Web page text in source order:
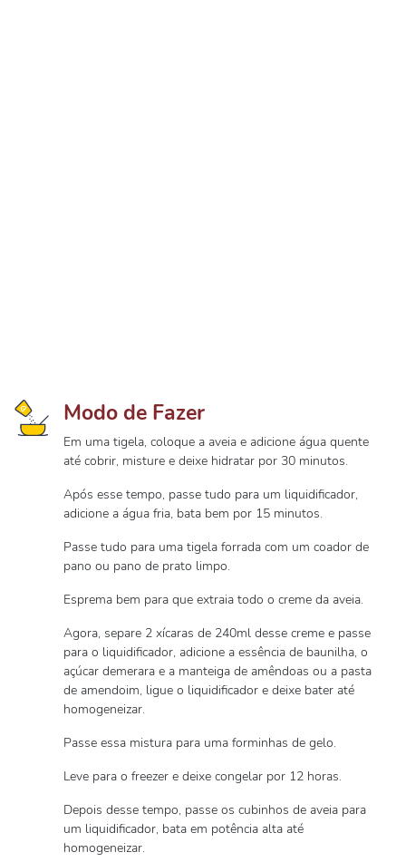
Modo de Fazer
Em uma tigela, coloque a aveia e adicione água quente
até cobrir, misture e deixe hidratar por 30 minutos.
Após esse tempo, passe tudo para um liquidificador,
adicione a água fria, bata bem por 15 minutos.
Passe tudo para uma tigela forrada com um coador de
pano ou pano de prato limpo.
Esprema bem para que extraia todo o creme da aveia.
Agora, separe 2 xícaras de 240ml desse creme e passe
para o liquidificador, adicione a essência de baunilha, o
açúcar demerara e a manteiga de amêndoas ou a pasta
de amendoim, ligue o liquidificador e deixe bater até
homogeneizar.
Passe essa mistura para uma forminhas de gelo.
Leve para o freezer e deixe congelar por 12 horas.
Depois desse tempo, passe os cubinhos de aveia para
um liquidificador, bata em potência alta até
homogeneizar.